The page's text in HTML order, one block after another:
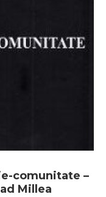
comunitate –
Millea